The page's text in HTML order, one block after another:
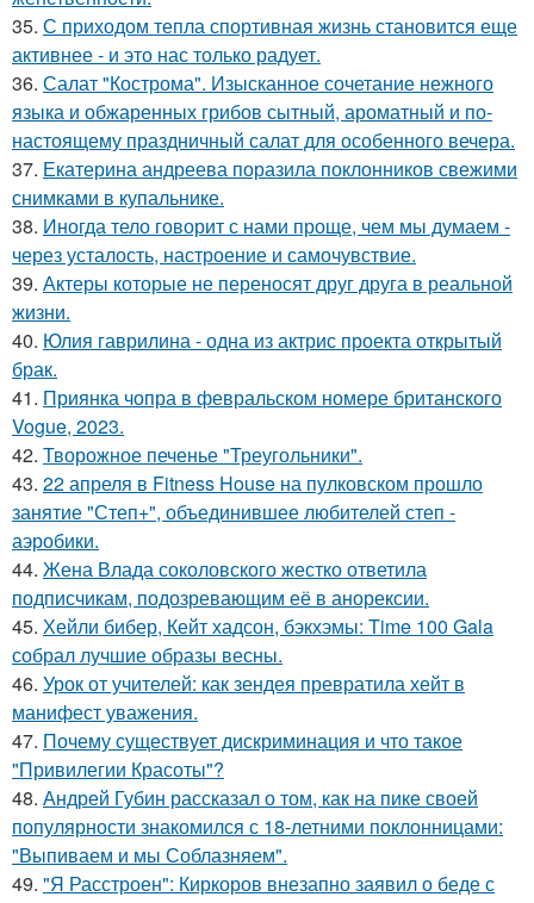
35. С приходом тепла спортивная жизнь становится еще
активнее - и это нас только радует.
36. Салат "Кострома". Изысканное сочетание нежного
языка и обжаренных грибов сытный, ароматный и по-
настоящему праздничный салат для особенного вечера.
37. Екатерина андреева поразила поклонников свежими
снимками в купальнике.
38. Иногда тело говорит с нами проще, чем мы думаем -
через усталость, настроение и самочувствие.
39. Актеры которые не переносят друг друга в реальной
жизни.
40. Юлия гаврилина - одна из актрис проекта открытый
брак.
41. Приянка чопра в февральском номере британского
Vogue, 2023.
42. Творожное печенье "Треугольники".
43. 22 апреля в Fitness House на пулковском прошло
занятие "Степ+", объединившее любителей степ -
аэробики.
44. Жена Влада соколовского жестко ответила
подписчикам, подозревающим её в анорексии.
45. Хейли бибер, Кейт хадсон, бэкхэмы: Time 100 Gala
собрал лучшие образы весны.
46. Урок от учителей: как зендея превратила хейт в
манифест уважения.
47. Почему существует дискриминация и что такое
"Привилегии Красоты"?
48. Андрей Губин рассказал о том, как на пике своей
популярности знакомился с 18-летними поклонницами:
"Выпиваем и мы Соблазняем".
49. "Я Расстроен": Киркоров внезапно заявил о беде с